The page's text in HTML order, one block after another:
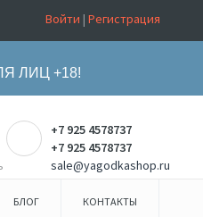
Войти | Регистрация
ЛИЦ +18!
+7 925 4578737
+7 925 4578737
sale@yagodkashop.ru
БЛОГ КОНТАКТЫ